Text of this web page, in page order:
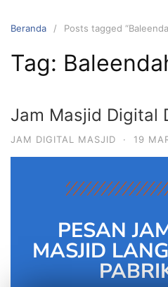
Beranda Posts tagged
Tag:
Jam Masjid Digital
JAM DIGITAL MASJID · 19
PESAN
MASJID